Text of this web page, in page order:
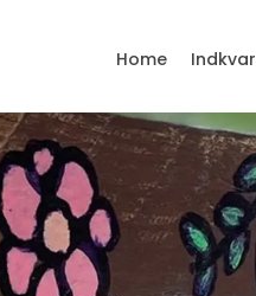
Home